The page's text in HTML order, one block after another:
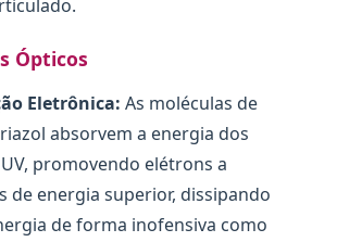
Ópticos
Eletrônica: As moléculas de
absorvem a energia dos
promovendo elétrons a
de energia superior, dissipando
de forma inofensiva como